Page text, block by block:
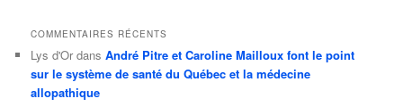
COMMENTAIRES RÉCENTS
Lys d'Or dansAndré Pitre et Caroline Mailloux font le point
sur le système de santé du Québec et la médecine
allopathique